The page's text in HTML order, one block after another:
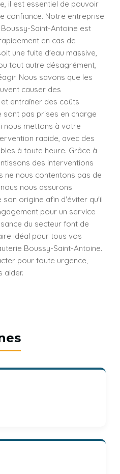
il est essentiel de pouvoir
confiance. Notre entreprise
Saint-Antoine est
en cas de
une fuite d'eau massive,
tout autre désagrément,
Nous savons que les
causer des
entraîner des coûts
sont pas prises en charge
nous mettons à votre
rapide, avec des
à toute heure. Grâce à
des interventions
ne nous contentons pas de
nous assurons
origine afin d'éviter qu'il
pour un service
du secteur font de
idéal pour tous vos
Boussy-Saint-Antoine.
pour toute urgence,
aider.